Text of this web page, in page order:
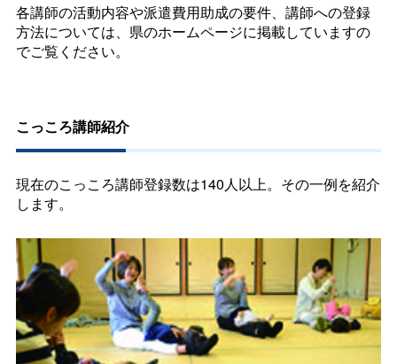
各講師の活動内容や派遣費用助成の要件、講師への登録
方法については、県のホームページに掲載していますの
でご覧ください。
こっころ講師紹介
現在のこっころ講師登録数は140人以上。その一例を紹介
します。